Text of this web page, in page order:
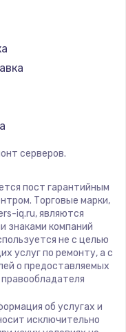
серверов.
пост гарантийным
Торговые марки,
iq.ru, являются
знаками компаний
не с целью
услуг по ремонту, а с
о предоставляемых
об услугах и
исключительно